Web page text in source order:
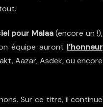
pour Malaa(encore un !),
équipe auront l’honneur
Aazar, Asdek, ou encore
Sur ce titre, il continue